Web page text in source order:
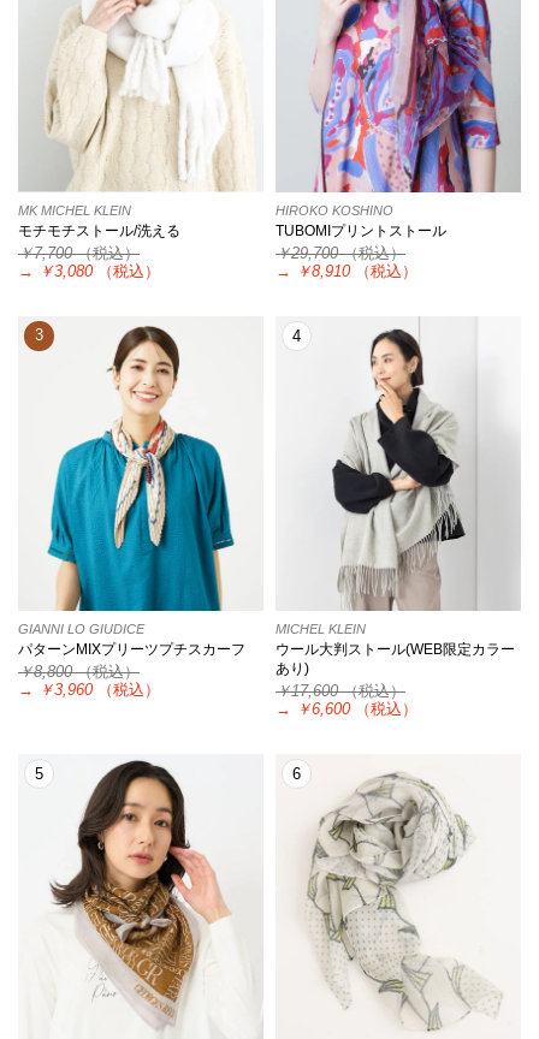
MK MICHEL KLEIN
モチモチストール/洗える
￥7,700（税込）
→
￥3,080 （税込）
HIROKO KOSHINO
TUBOMIプリントストール
￥29,700（税込）
→
￥8,910 （税込）
3
GIANNI LO GIUDICE
パターンMIXプリーツプチスカーフ
￥8,800（税込）
→
￥3,960 （税込）
4
MICHEL KLEIN
ウール大判ストール(WEB限定カラー
あり)
￥17,600（税込）
→
￥6,600 （税込）
5 6